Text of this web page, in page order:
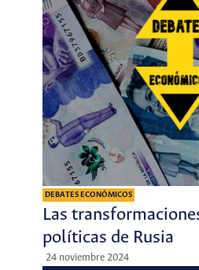
DEBATES ECONÓMICOS
Las
políticas de Rusia
24 noviembre 2024